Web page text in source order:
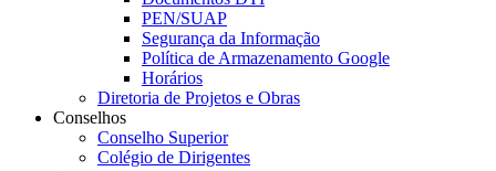
PEN/SUAP
Segurança da Informação
Política de Armazenamento Google
Horários
Diretoria de Projetos e Obras
Conselhos
Conselho Superior
Colégio de Dirigentes